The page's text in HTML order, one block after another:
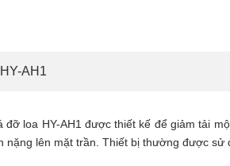
HY-AH1
đỡ loa HY-AH1 được thiết kế để giảm tải
nặng lên mặt trần. Thiết bị thường được sử